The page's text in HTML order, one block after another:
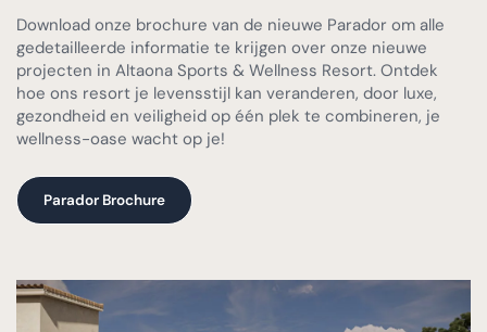
Download onze brochure van de nieuwe Parador om alle
gedetailleerde informatie te krijgen over onze nieuwe
projecten in Altaona Sports & Wellness Resort. Ontdek
hoe ons resort je levensstijl kan veranderen, door luxe,
gezondheid en veiligheid op één plek te combineren, je
wellness-oase wacht op je!
Parador Brochure